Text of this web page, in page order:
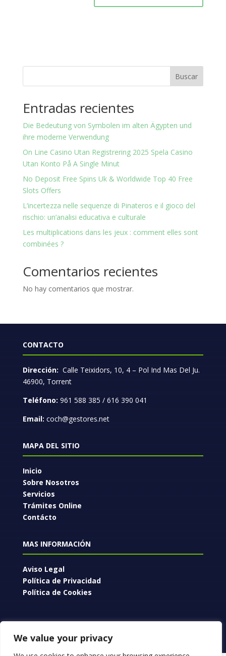
We value your privacy
Buscar
Entradas recientes
Die Bedeutung von Symbolen im alten Ägypten und
ihre moderne Verwendung
On Line Casino Utan Registrering 2025 Spela Casino
Utan Konto På A Single Minut
No Deposit Free Spins Uk & Worldwide Top 40 Free
Slots Offers
L’incertezza nelle sequenze di Pinateros e il gioco del
rischio: un’analisi educativa e culturale
Les multiplications dans les jeux : comment elles sont
combinées ?
Comentarios recientes
No hay comentarios que mostrar.
CONTACTO
Dirección: Calle Teixidors, 10, 4 – Pol Ind Mas Del Ju.
46900, Torrent
Teléfono: 961 588 385 / 616 390 041
Email: coch@gestores.net
MAPA DEL SITIO
Inicio
Sobre Nosotros
Servicios
Trámites Online
Contácto
MAS INFORMACIÓN
Aviso Legal
Política de Privacidad
Política de Cookies